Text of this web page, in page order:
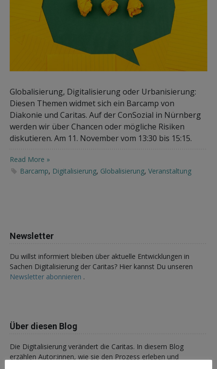
Globalisierung, Digitalisierung oder Urbanisierung:
Diesen Themen widmet sich ein Barcamp von
Diakonie und Caritas. Auf der ConSozial in Nürnberg
werden wir über Chancen oder mögliche Risiken
diskutieren. Am 11. November vom 13:30 bis 15:15.
Read More »
Barcamp, Digitalisierung, Globalisierung, Veranstaltung
Newsletter
Du willst informiert bleiben über aktuelle Entwicklungen in
Sachen Digitalisierung der Caritas? Hier kannst Du unseren
Newsletter abonnieren .
Über diesen Blog
Die Digitalisierung verändert die Caritas. In diesem Blog
erzählen Autor:innen, wie sie den Prozess erleben und